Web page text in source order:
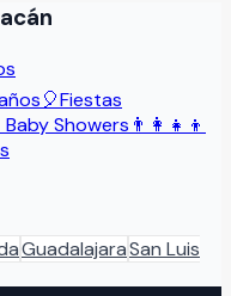
🎈Fiestas
Baby Showers 👨‍👩‍👧‍👦
GuadalajaraSan Luis